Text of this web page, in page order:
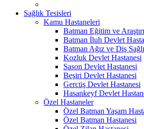
Sağlık Tesisleri
Kamu Hastaneleri
Batman Eğitim ve
Batman İluh Devlet
Batman Ağız ve Diş
Kozluk Devlet Hastanesi
Sason Devlet Hastanesi
Beşiri Devlet Hastanesi
Gercüş Devlet Hastanesi
Hasankeyf Devlet
Özel Hastaneler
Özel Batman Yaşam
Özel Batman Hastanesi